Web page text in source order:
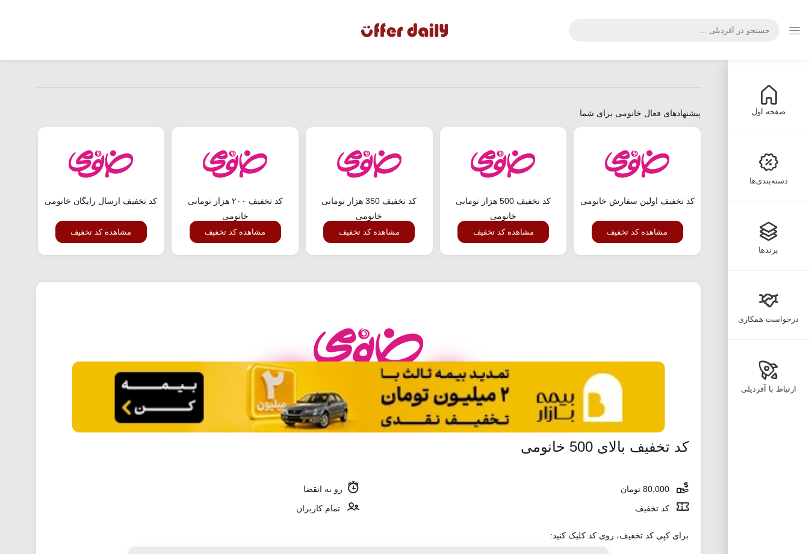
صفحه اول
دسته‌بندی‌ها
برندها
درخواست همکاری
ارتباط با آفردیلی
پیشنهادهای فعال خانومی برای شما
کد تخفیف اولین سفارش خانومی
مشاهده کد تخفیف
کد تخفیف 500 هزار تومانی
خانومی
مشاهده کد تخفیف
کد تخفیف 350 هزار تومانی
خانومی
مشاهده کد تخفیف
کد تخفیف ۲۰۰ هزار تومانی
خانومی
مشاهده کد تخفیف
کد تخفیف ارسال رایگان خانومی
مشاهده کد تخفیف
کد تخفیف بالای 500 خانومی
رو به انقضا
کد تخفیف
تمام کاربران
برای کپی کد تخفیف، روی کد کلیک کنید: